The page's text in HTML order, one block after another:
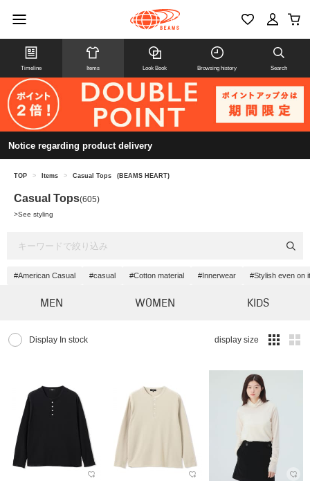
Timeline Items Look Book Browsing history Search
Notice regarding product delivery
TOP > Items > Casual Tops (BEAMS HEART)
Casual Tops(605)
>See styling
#American Casual #casual #Cotton material #Innerwear #Stylish even on
MEN WOMEN KIDS
Display In stock display size